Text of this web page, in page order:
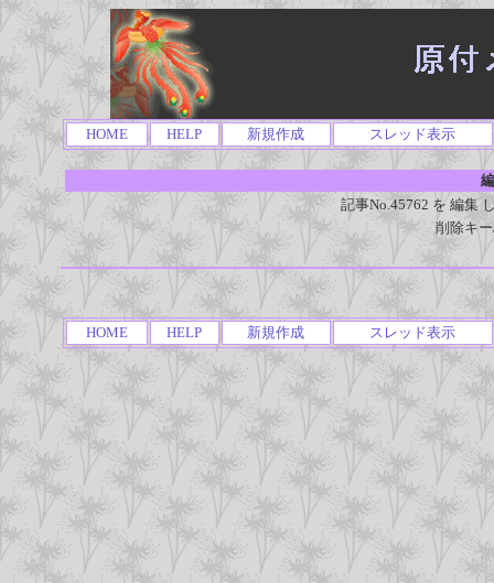
HOME HELP 新規作成 スレッド表示
記事No.45762 を 編集
削除キ
HOME HELP 新規作成 スレッド表示